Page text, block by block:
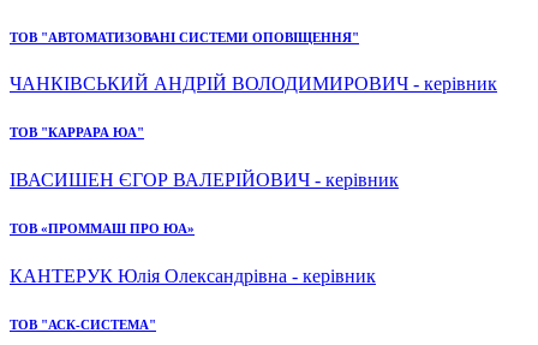
ТОВ "АВТОМАТИЗОВАНІ СИСТЕМИ ОПОВІЩЕННЯ"
ЧАНКІВСЬКИЙ АНДРІЙ ВОЛОДИМИРОВИЧ - керівник
ТОВ "КАРРАРА ЮА"
ІВАСИШЕН ЄГОР ВАЛЕРІЙОВИЧ - керівник
ТОВ «ПРОММАШ ПРО ЮА»
КАНТЕРУК Юлія Олександрівна - керівник
ТОВ "АСК-СИСТЕМА"